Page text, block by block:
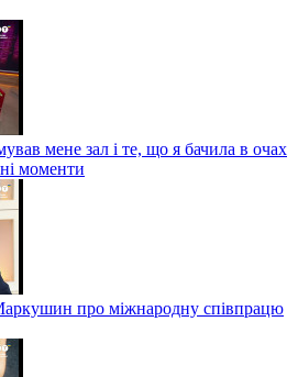
мене зал і те, що я бачила в очах
моменти
про міжнародну співпрацю